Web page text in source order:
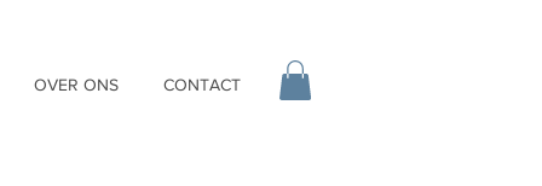
OVER ONS CONTACT